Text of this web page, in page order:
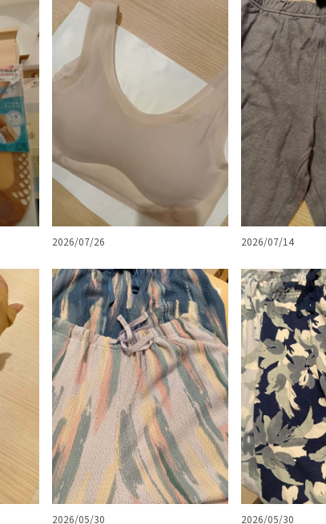
2026/07/26 2026/07/14
2026/05/30 2026/05/30